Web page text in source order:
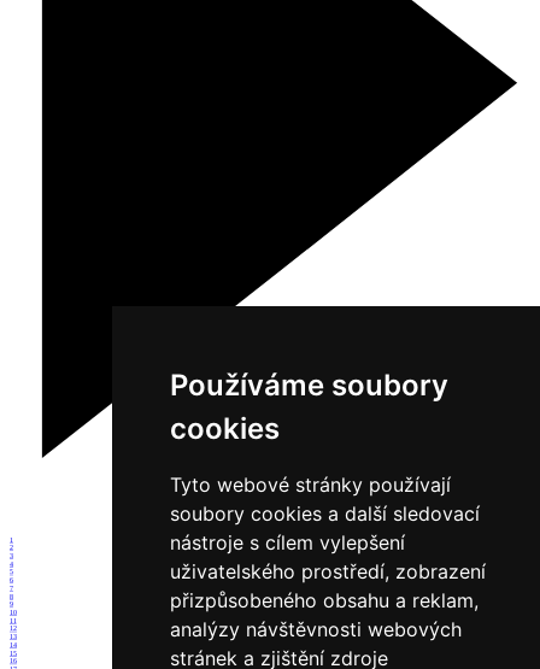
Používáme soubory
cookies
Tyto webové stránky používají
soubory cookies a další sledovací
nástroje s cílem vylepšení
uživatelského prostředí, zobrazení
přizpůsobeného obsahu a reklam,
analýzy návštěvnosti webových
stránek a zjištění zdroje
1
2
3
4
5
6
7
8
9
10
11
12
13
14
15
16